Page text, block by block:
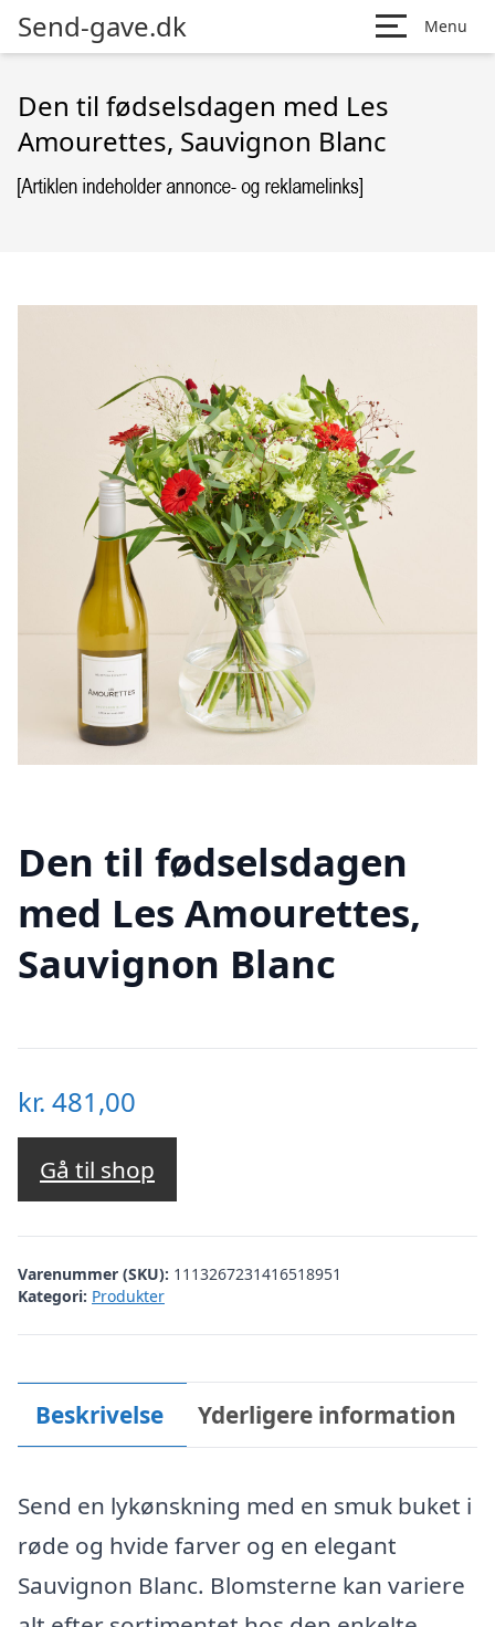
Send-gave.dk Menu
Den til fødselsdagen med Les
Amourettes, Sauvignon Blanc
Den til fødselsdagen
med Les Amourettes,
Sauvignon Blanc
kr. 481,00
Gå til shop
Varenummer (SKU): 1113267231416518951
Kategori: Produkter
Beskrivelse Yderligere information
Send en lykønskning med en smuk buket i
røde og hvide farver og en elegant
Sauvignon Blanc. Blomsterne kan variere